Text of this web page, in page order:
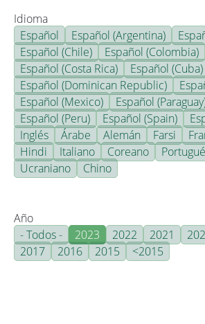
Idioma
Español
Español (Argentina)
Español (Chile)
Español (Colombia)
Español (Costa Rica)
Español (Cuba)
Español (Dominican Republic)
Español (Mexico)
Español
Español (Peru)
Español (Spain)
Inglés
Árabe Alemán Farsi
Hindi
Italiano Coreano
Ucraniano
Chino
Año
- Todos -
2023 2022 2021
2017
2016 2015 <2015